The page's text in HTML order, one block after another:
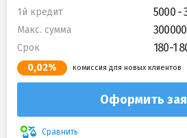
1й кредит 5000 -
Макс. сумма
Срок 180-1
0,02% комиссия для новых клиентов
Оформить
Сравнить